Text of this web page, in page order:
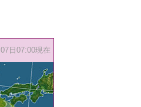
07日07:00現在